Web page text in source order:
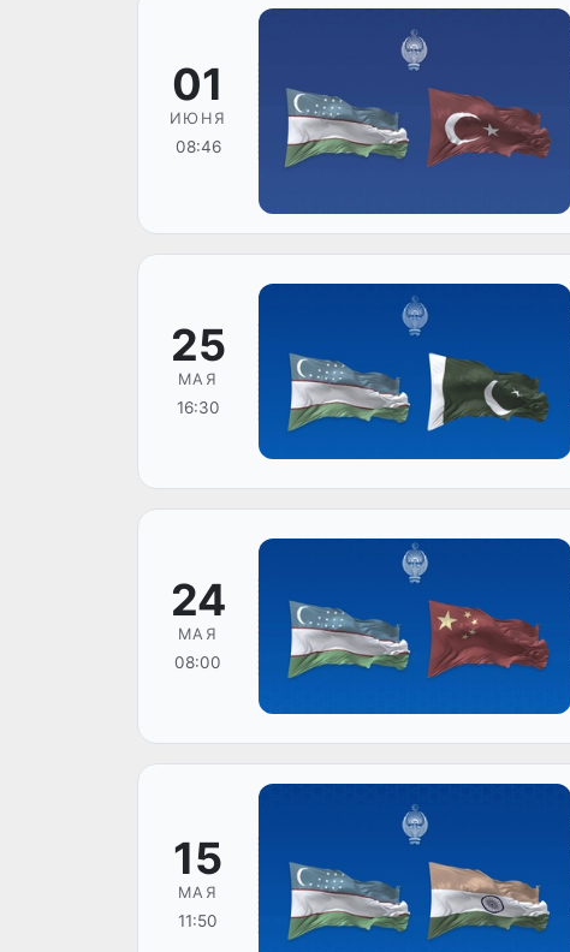
01
ИЮНЯ
08:46
25
МАЯ
16:30
24
МАЯ
08:00
15
МАЯ
11:50